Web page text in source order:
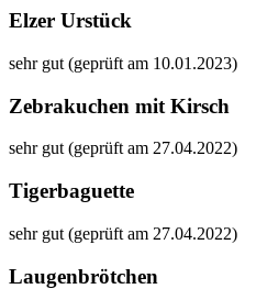
Elzer Urstück
sehr gut (geprüft am 10.01.2023)
Zebrakuchen mit Kirsch
sehr gut (geprüft am 27.04.2022)
Tigerbaguette
sehr gut (geprüft am 27.04.2022)
Laugenbrötchen